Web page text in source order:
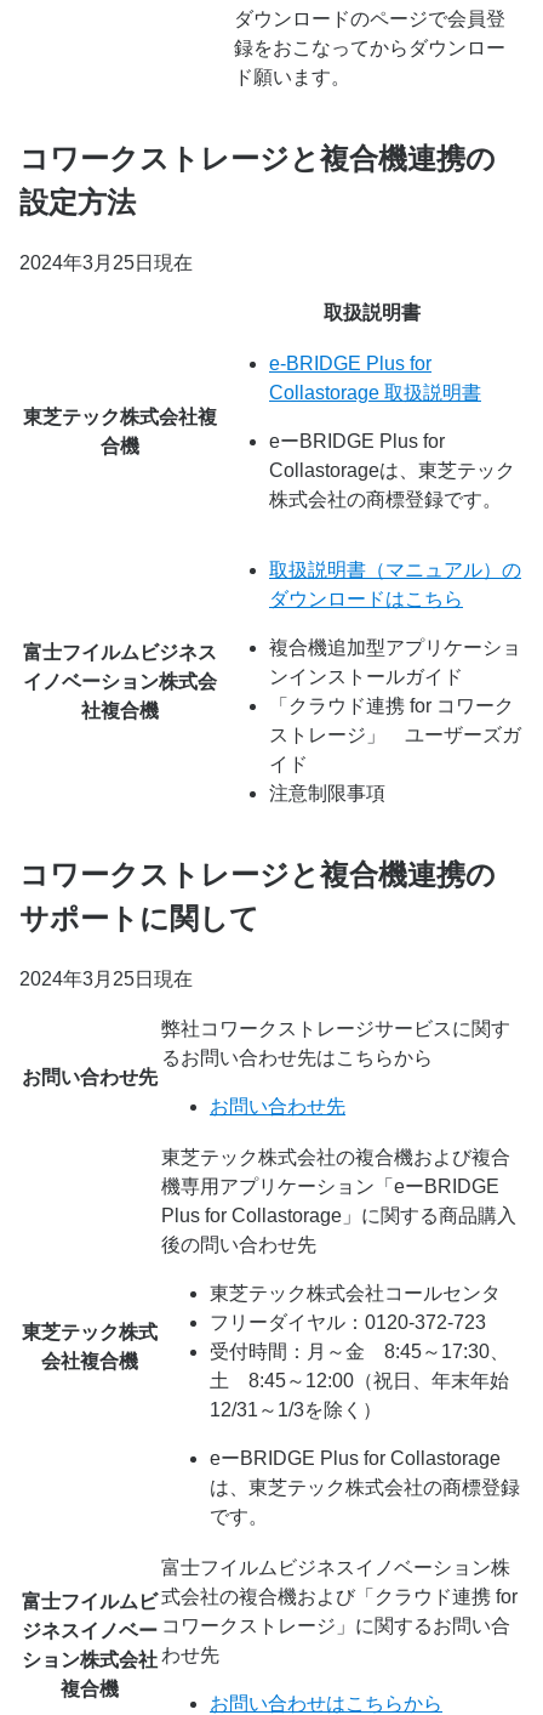
ダウンロードのページで会員登
録をおこなってからダウンロー
ド願います。
コワークストレージと複合機連携の
設定方法
2024年3月25日現在
取扱説明書
東芝テック株式会社複
合機
e-BRIDGE Plus for
Collastorage 取扱説明書
eーBRIDGE Plus for
Collastorageは、東芝テック
株式会社の商標登録です。
富士フイルムビジネス
イノベーション株式会
社複合機
取扱説明書（マニュアル）の
ダウンロードはこちら
複合機追加型アプリケーショ
ンインストールガイド
「クラウド連携 for コワーク
ストレージ」 ユーザーズガ
イド
注意制限事項
コワークストレージと複合機連携の
サポートに関して
2024年3月25日現在
お問い合わせ先
弊社コワークストレージサービスに関す
るお問い合わせ先はこちらから
お問い合わせ先
東芝テック株式
会社複合機
東芝テック株式会社の複合機および複合
機専用アプリケーション「eーBRIDGE
Plus for Collastorage」に関する商品購入
後の問い合わせ先
東芝テック株式会社コールセンタ
フリーダイヤル：0120-372-723
受付時間：月～金 8:45～17:30、
土 8:45～12:00（祝日、年末年始
12/31～1/3を除く）
eーBRIDGE Plus for Collastorage
は、東芝テック株式会社の商標登録
です。
富士フイルムビ
ジネスイノベー
ション株式会社
複合機
富士フイルムビジネスイノベーション株
式会社の複合機および「クラウド連携 for
コワークストレージ」に関するお問い合
わせ先
お問い合わせはこちらから